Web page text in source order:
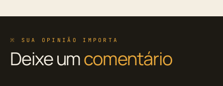
※ SUA OPINIÃO IMPORTA
Deixe umcomentário